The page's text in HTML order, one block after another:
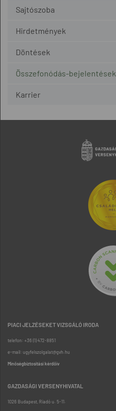
Sajtószoba
Hirdetmények
Döntések
Összefonódás-bejelentések
Karrier
PIACI JELZÉSEKET VIZSGÁLÓ IRODA
telefon: +36 (1) 472-8851
e-mail: ugyfelszolgalat@gvh.hu
Minőségbiztosítási kérdőív
GAZDASÁGI VERSENYHIVATAL
1026 Budapest, Riadó u. 5-11.